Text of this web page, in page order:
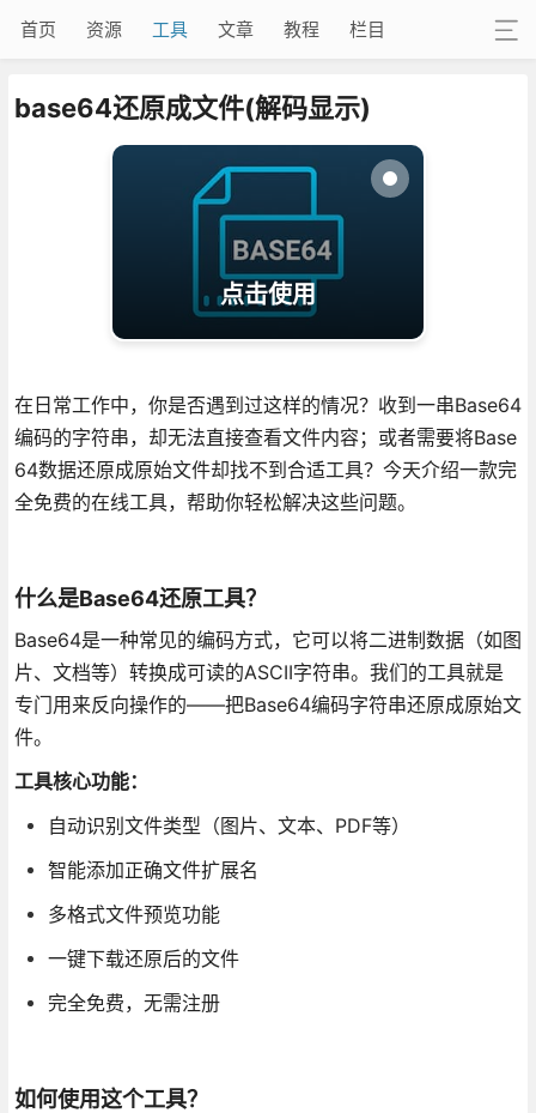
首页 资源 工具 文章 教程 栏目
base64还原成文件(解码显示)
点击使用
在日常工作中，你是否遇到过这样的情况？收到一串Base64
编码的字符串，却无法直接查看文件内容；或者需要将Base
64数据还原成原始文件却找不到合适工具？今天介绍一款完
全免费的在线工具，帮助你轻松解决这些问题。
什么是Base64还原工具？
Base64是一种常见的编码方式，它可以将二进制数据（如图
片、文档等）转换成可读的ASCII字符串。我们的工具就是
专门用来反向操作的——把Base64编码字符串还原成原始文
件。
工具核心功能：
自动识别文件类型（图片、文本、PDF等）
智能添加正确文件扩展名
多格式文件预览功能
一键下载还原后的文件
完全免费，无需注册
如何使用这个工具？